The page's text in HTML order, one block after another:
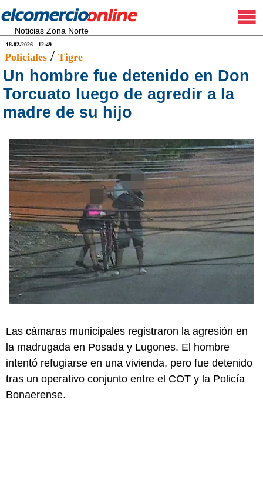
Noticias Zona Norte
18.02.2026 - 12:49
Policiales / Tigre
Un hombre fue detenido en Don
Torcuato luego de agredir a la
madre de su hijo
Las cámaras municipales registraron la agresión en
la madrugada en Posada y Lugones. El hombre
intentó refugiarse en una vivienda, pero fue detenido
tras un operativo conjunto entre el COT y la Policía
Bonaerense.